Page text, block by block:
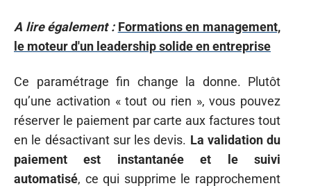
A lire également : Formations en management,
le moteur d'un leadership solide en entreprise
Ce paramétrage fin change la donne. Plutôt
qu’une activation « tout ou rien », vous pouvez
réserver le paiement par carte aux factures tout
en le désactivant sur les devis. La validation du
paiement est instantanée et le suivi
automatisé, ce qui supprime le rapprochement